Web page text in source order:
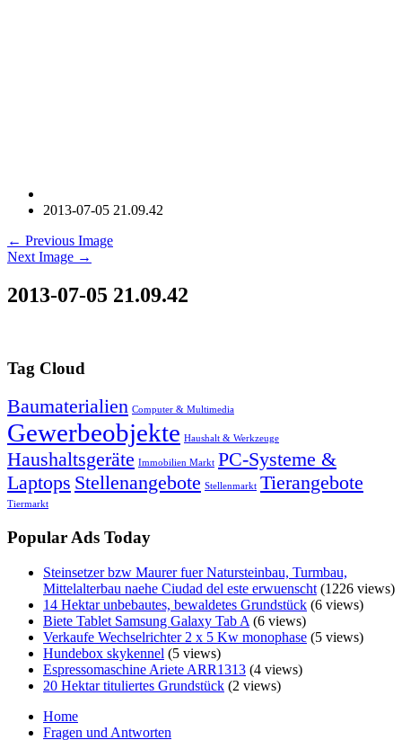
2013-07-05 21.09.42
← Previous Image
Next Image →
2013-07-05 21.09.42
Tag Cloud
Baumaterialien Computer & Multimedia
Gewerbeobjekte Haushalt & Werkzeuge
Haushaltsgeräte Immobilien Markt PC-Systeme &
Laptops Stellenangebote Stellenmarkt Tierangebote
Tiermarkt
Popular Ads Today
Steinsetzer bzw Maurer fuer Natursteinbau, Turmbau,
Mittelalterbau naehe Ciudad del este erwuenscht (1226 views)
14 Hektar unbebautes, bewaldetes Grundstück (6 views)
Biete Tablet Samsung Galaxy Tab A (6 views)
Verkaufe Wechselrichter 2 x 5 Kw monophase (5 views)
Hundebox skykennel (5 views)
Espressomaschine Ariete ARR1313 (4 views)
20 Hektar tituliertes Grundstück (2 views)
Home
Fragen und Antworten